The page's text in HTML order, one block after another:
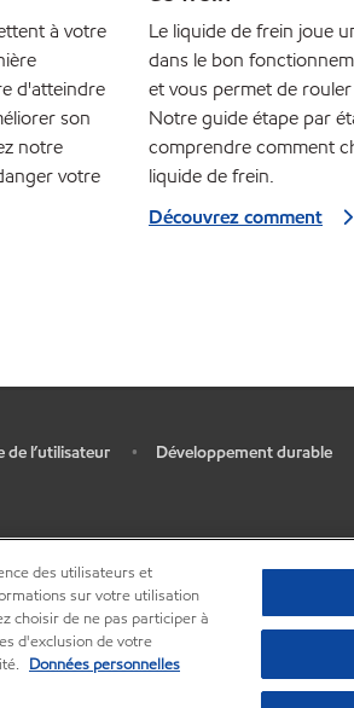
à votre
d'atteindre
son
notre
votre
Le liquide de frein joue
dans le bon
et vous permet de
Notre guide étape par
comprendre comment
liquide de frein.
Découvrez comment
de l’utilisateur • Développement durable
(Ne pas vendre ou partager mes
des utilisateurs et
sur votre utilisation
choisir de ne pas participer à
d'exclusion de votre
Données personnelles